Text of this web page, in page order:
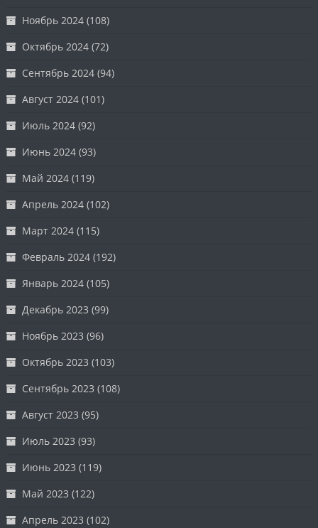
Ноябрь 2024 (108)
Октябрь 2024 (72)
Сентябрь 2024 (94)
Август 2024 (101)
Июль 2024 (92)
Июнь 2024 (93)
Май 2024 (119)
Апрель 2024 (102)
Март 2024 (115)
Февраль 2024 (192)
Январь 2024 (105)
Декабрь 2023 (99)
Ноябрь 2023 (96)
Октябрь 2023 (103)
Сентябрь 2023 (108)
Август 2023 (95)
Июль 2023 (93)
Июнь 2023 (119)
Май 2023 (122)
Апрель 2023 (102)